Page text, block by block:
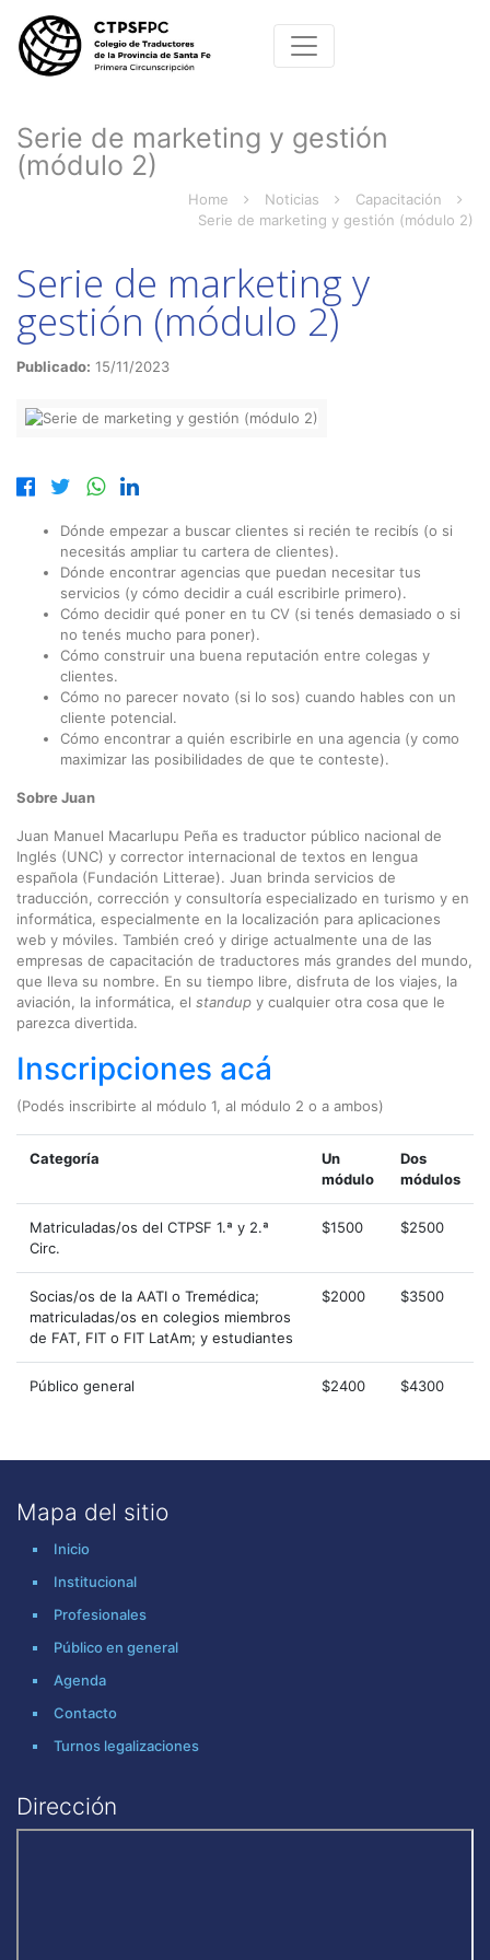
Serie de marketing y gestión
(módulo 2)
Home Noticias
Capacitación
Serie de marketing y gestión (módulo 2)
Serie de marketing y
gestión (módulo 2)
Publicado: 15/11/2023
Dónde empezar a buscar clientes si recién te recibís (o si
necesitás ampliar tu cartera de clientes).
Dónde encontrar agencias que puedan necesitar tus
servicios (y cómo decidir a cuál escribirle primero).
Cómo decidir qué poner en tu CV (si tenés demasiado o si
no tenés mucho para poner).
Cómo construir una buena reputación entre colegas y
clientes.
Cómo no parecer novato (si lo sos) cuando hables con un
cliente potencial.
Cómo encontrar a quién escribirle en una agencia (y como
maximizar las posibilidades de que te conteste).
Sobre Juan
Juan Manuel Macarlupu Peña es traductor público nacional de
Inglés (UNC) y corrector internacional de textos en lengua
española (Fundación Litterae). Juan brinda servicios de
traducción, corrección y consultoría especializado en turismo y en
informática, especialmente en la localización para aplicaciones
web y móviles. También creó y dirige actualmente una de las
empresas de capacitación de traductores más grandes del mundo,
que lleva su nombre. En su tiempo libre, disfruta de los viajes, la
aviación, la informática, el standup y cualquier otra cosa que le
parezca divertida.
Inscripciones acá
(Podés inscribirte al módulo 1, al módulo 2 o a ambos)
Categoría
Un
módulo
Dos
módulos
Matriculadas/os del CTPSF 1.ª y 2.ª
Circ.
$1500 $2500
Socias/os de la AATI o Tremédica;
matriculadas/os en colegios miembros
de FAT, FIT o FIT LatAm; y estudiantes
$2000 $3500
Público general $2400 $4300
Mapa del sitio
Inicio
Institucional
Profesionales
Público en general
Agenda
Contacto
Turnos legalizaciones
Dirección